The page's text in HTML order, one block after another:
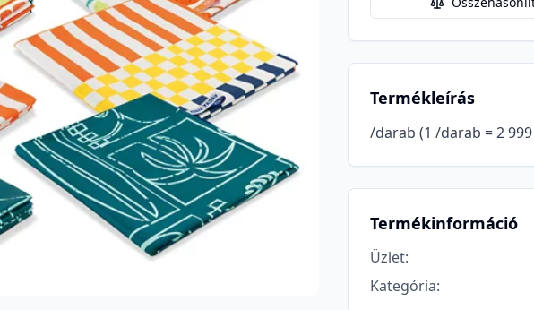
Termékleírás
/darab (1 /darab = 2
Termékinformáció
Üzlet:
Kategória: